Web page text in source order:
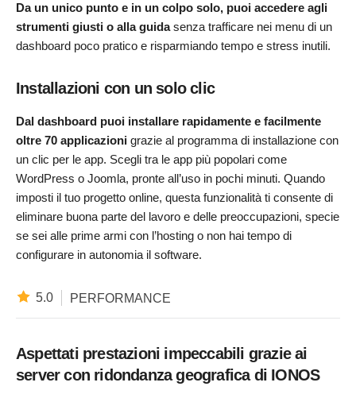
Da un unico punto e in un colpo solo, puoi accedere agli
strumenti giusti o alla guidasenza trafficare nei menu di un
dashboard poco pratico e risparmiando tempo e stress inutili.
Installazioni con un solo clic
Dal dashboard puoi installare rapidamente e facilmente
oltre 70 applicazioni grazie al programma di installazione con
un clic per le app. Scegli tra le app più popolari come
WordPress o Joomla, pronte all’uso in pochi minuti. Quando
imposti il ​​tuo progetto online, questa funzionalità ti consente di
eliminare buona parte del lavoro e delle preoccupazioni, specie
se sei alle prime armi con l’hosting o non hai tempo di
configurare in autonomia il software.
5.0 PERFORMANCE
Aspettati prestazioni impeccabili grazie ai
server con ridondanza geografica di IONOS